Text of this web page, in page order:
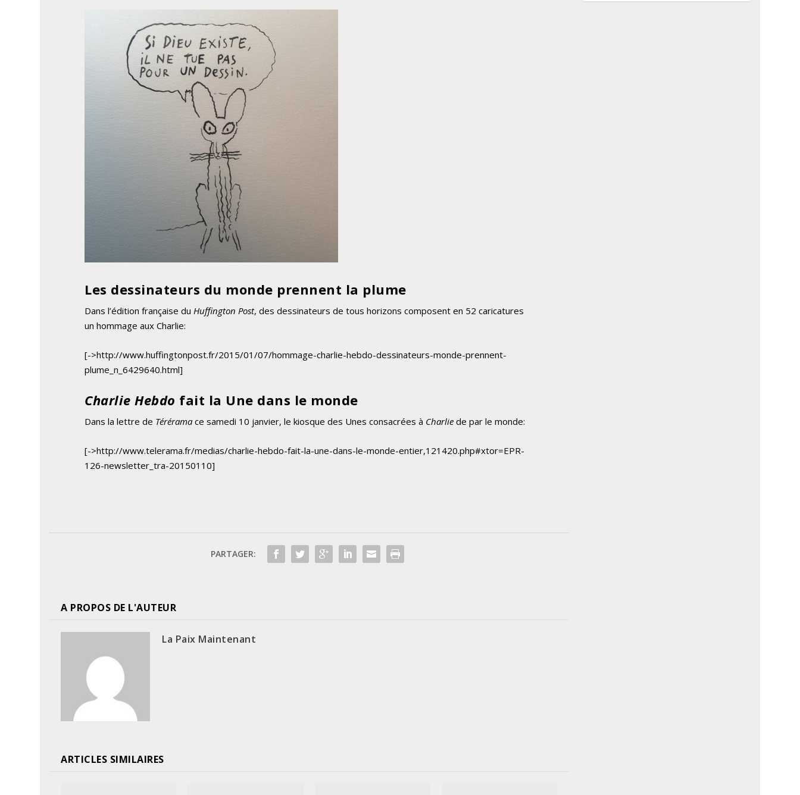
Les dessinateurs du monde prennent la plume
Dans l’édition française duHuffington Post, des dessinateurs de tous horizons composent en 52 caricatures
un hommage aux Charlie:
[->http://www.huffingtonpost.fr/2015/01/07/hommage-charlie-hebdo-dessinateurs-monde-prennent-
plume_n_6429640.html]
Charlie Hebdo fait la Une dans le monde
Dans la lettre de Térérama ce samedi 10 janvier, le kiosque des Unes consacrées à Charlie de par le monde:
[->http://www.telerama.fr/medias/charlie-hebdo-fait-la-une-dans-le-monde-entier,121420.php#xtor=EPR-
126-newsletter_tra-20150110]
PARTAGER:
A PROPOS DE L'AUTEUR
La Paix Maintenant
ARTICLES SIMILAIRES